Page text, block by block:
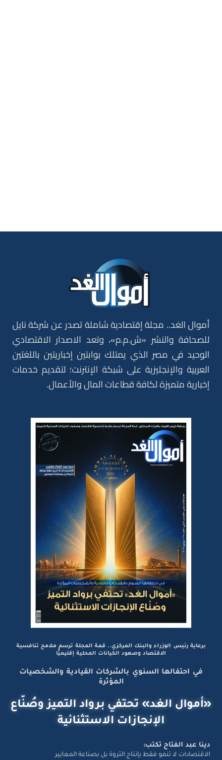
أموال الغد.. مجلة إقتصادية شاملة تصدر عن شركة نايل
للصحافة والنشر «ش.م.م»، وتعد الاصدار الاقتصادي
الوحيد في مصر الذي يمتلك بوابتين إخباريتين باللغتين
العربية والإنجليزية على شبكة الإنترنت؛ لتقديم خدمات
برعاية رئيس الوزراء والبنك المركزي.. قمة المجلة ترسم ملامح تنافسية
الاقتصاد وصعود الكيانات المحلية إقليميًّا
في احتفالها السنوي بالشركات القيادية والشخصيات
المؤثرة
«أموال الغد» تحتفي برواد التميز وصُنّاع
الإنجازات الاستثنائية